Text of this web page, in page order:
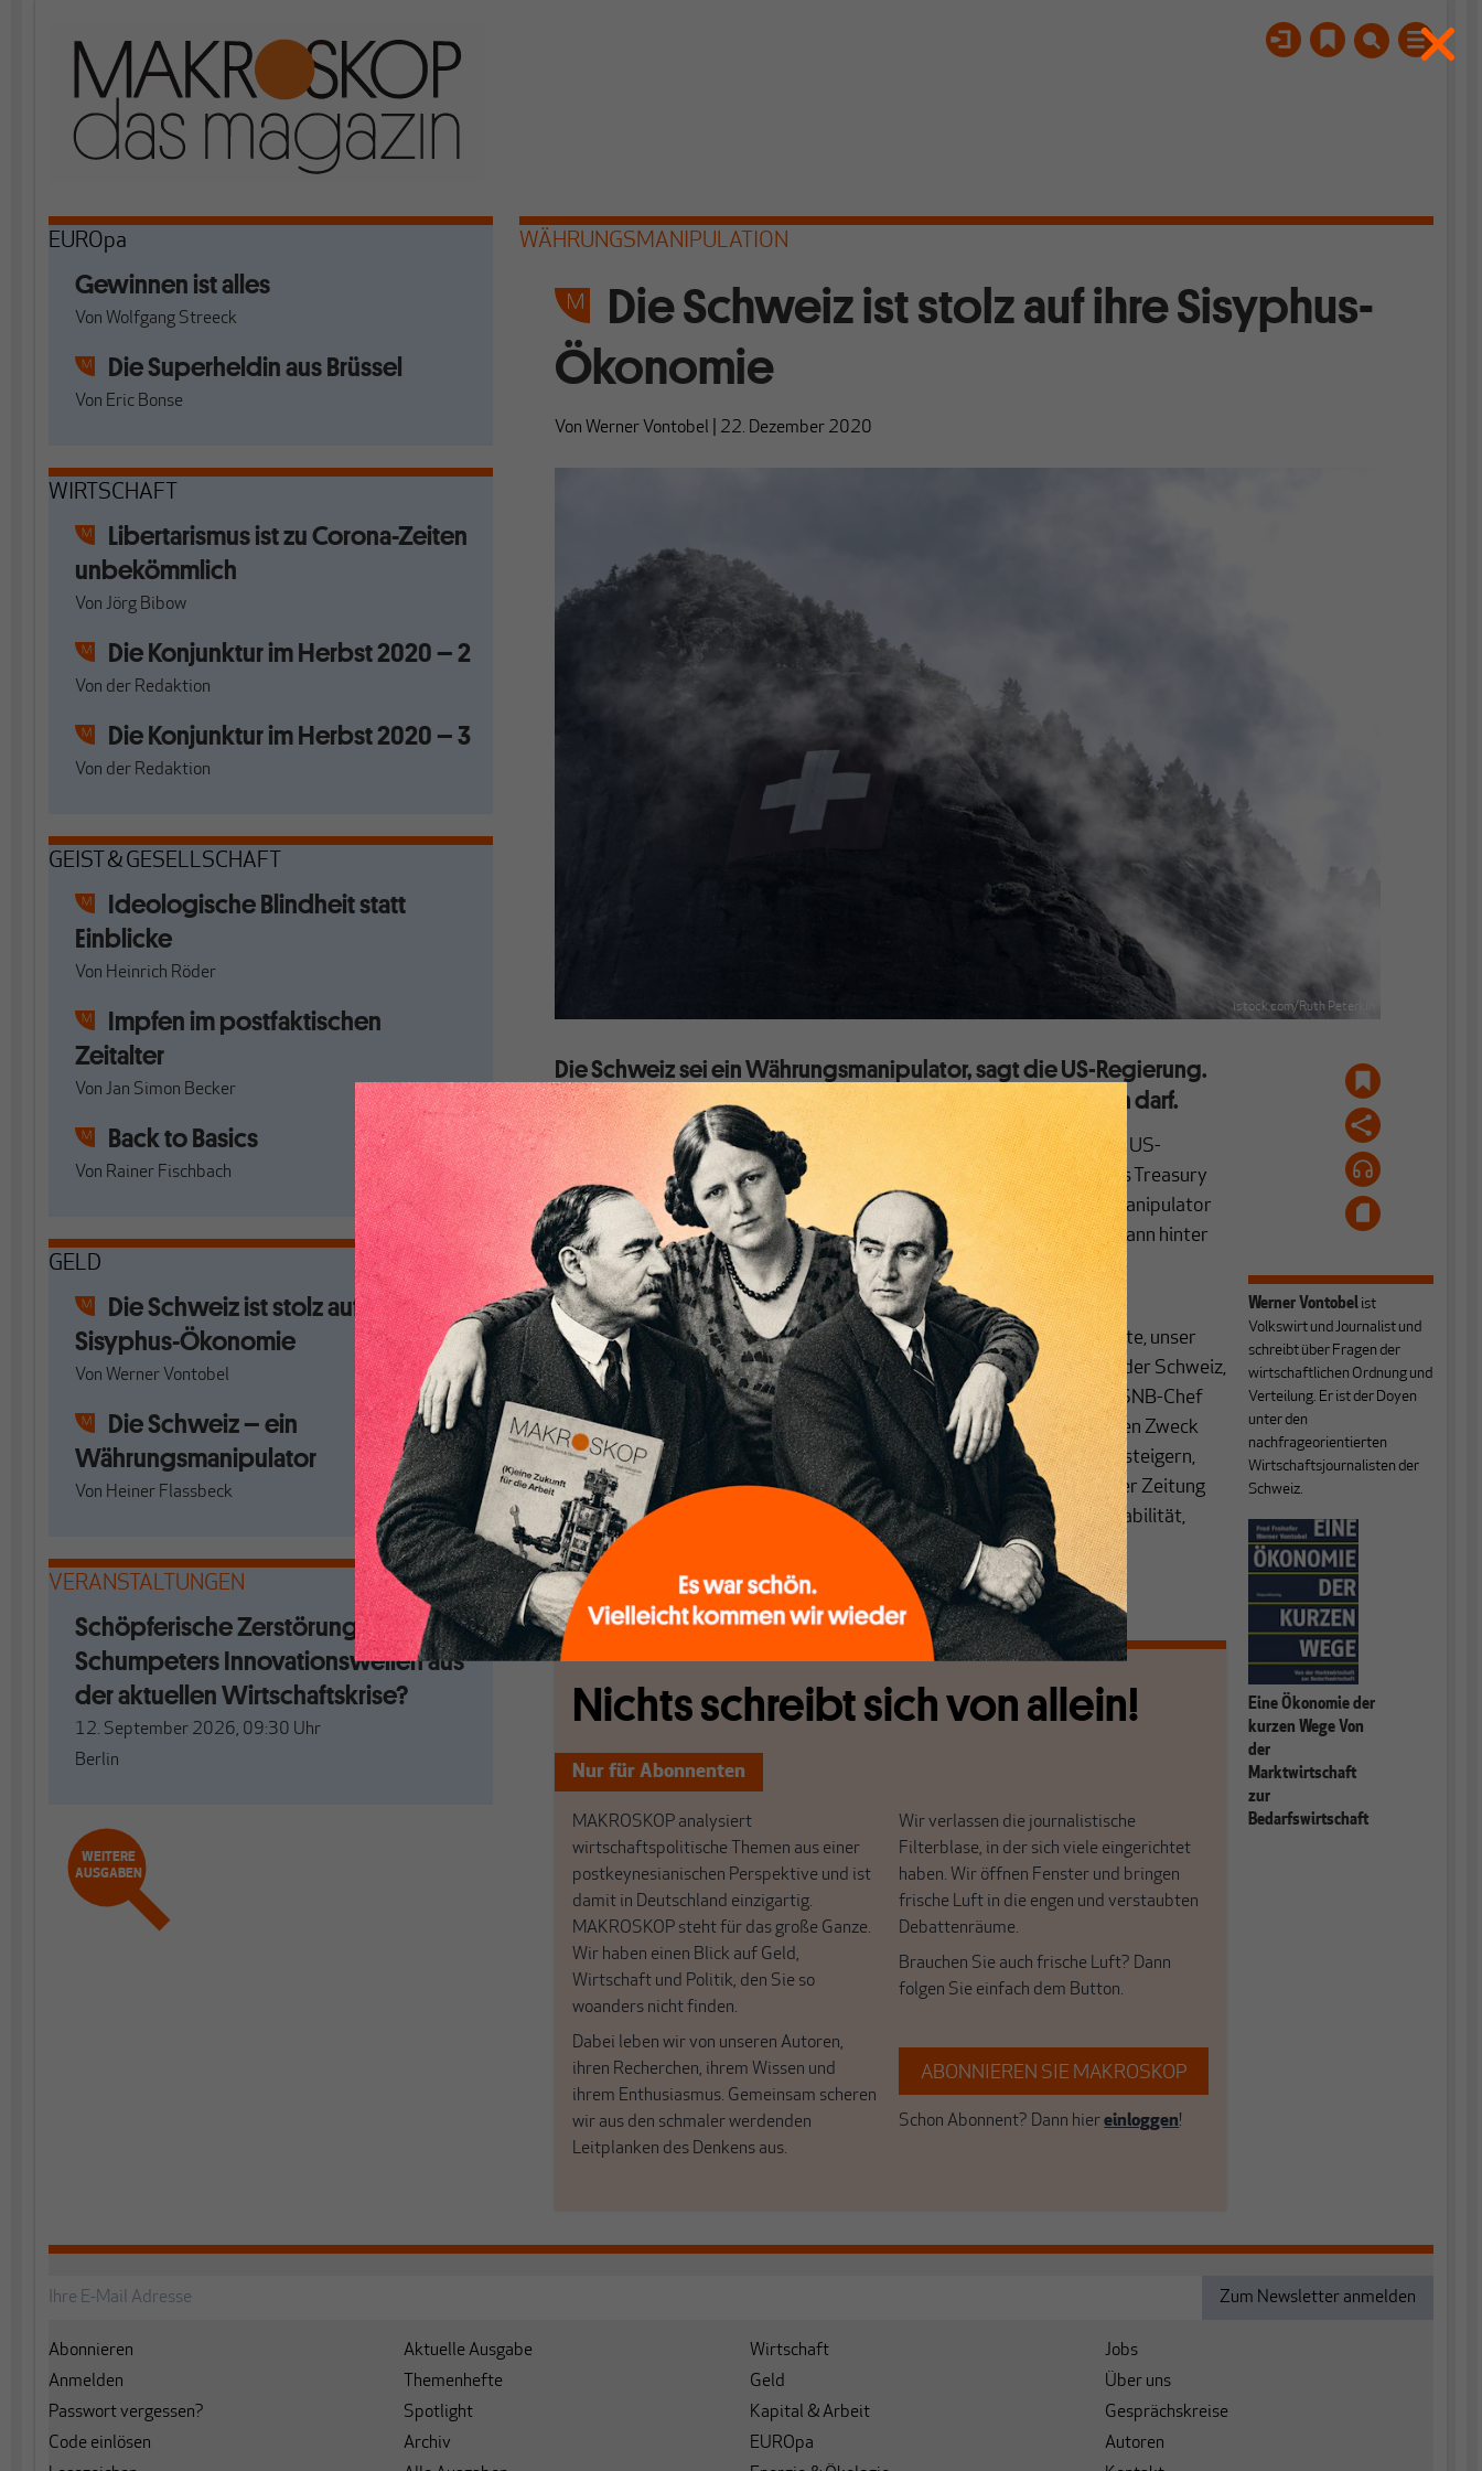
EUROpa
Gewinnen ist alles
Von Wolfgang Streeck
Die Superheldin aus Brüssel
Von Eric Bonse
WIRTSCHAFT
Libertarismus ist zu Corona-Zeiten
unbekömmlich
Von Jörg Bibow
Die Konjunktur im Herbst 2020 – 2
Von der Redaktion
Die Konjunktur im Herbst 2020 – 3
Von der Redaktion
GEIST & GESELLSCHAFT
Ideologische Blindheit statt
Einblicke
Von Heinrich Röder
Impfen im postfaktischen
Zeitalter
Von Jan Simon Becker
Back to Basics
Von Rainer Fischbach
GELD
Die Schweiz ist stolz auf ihre
Sisyphus-Ökonomie
Von Werner Vontobel
Die Schweiz – ein
Währungsmanipulator
Von Heiner Flassbeck
VERANSTALTUNGEN
Schöpferische Zerstörung. Mit
Schumpeters Innovationswellen aus
der aktuellen Wirtschaftskrise?
12. September 2026, 09:30 Uhr
Berlin
WEITERE
AUSGABEN
WÄHRUNGSMANIPULATION
Die Schweiz ist stolz auf ihre Sisyphus-
Ökonomie
Von Werner Vontobel 22. Dezember 2020
istock.com/Ruth Peterkin
Die Schweiz sei ein Währungsmanipulator, sagt die US-Regierung.
Stimmt. Die Schweiz manipuliert – damit sie gratis arbeiten darf.
Dieser Satz in einem am Mitte Dezember veröffentlichten Bericht des US-
Finanzministeriums hat die Schweiz aufgeschreckt: »Deshalb stellt das Treasury
mit Bezug auf das Gesetz 1988 fest, dass die Schweiz ein Währungsmanipulator
ist.« Die Empörung war einhellig, und die Medien stellten sich wie ein Mann hinter
ihre Notenbank: Nein, unser Exportüberschuss hat nichts mit
Währungsmanipulation zu tun!
Bei den Begründungen gab es nur wenige Nuancen. Die NZZ etwa meinte, unser
Leistungsbilanzüberschuss spiegelt vor allem eine hohe Sparquote in der Schweiz,
nicht aber eine unterbewertete Währung. Die TA-Medien zitieren den SNB-Chef
Thomas Jordan, wonach »die Interventionen der Nationalbank nicht den Zweck
verfolgen, die Wettbewerbsfähigkeit von Schweizer Unternehmen zu steigern,
sondern eine gefährliche Aufwertung zu verhindern.« Auch die Luzerner Zeitung
stützt sich auf Jordan, aber mit dem Argument, es gehe um die Preisstabilität,
nicht um die Steigerung der Wettbewerbsfähigkeit.
[...]
Nichts schreibt sich von allein!
Nur für Abonnenten
MAKROSKOP analysiert
wirtschaftspolitische Themen aus einer
postkeynesianischen Perspektive und ist
damit in Deutschland einzigartig.
MAKROSKOP steht für das große Ganze.
Wir haben einen Blick auf Geld,
Wirtschaft und Politik, den Sie so
woanders nicht finden.
Dabei leben wir von unseren Autoren,
ihren Recherchen, ihrem Wissen und
ihrem Enthusiasmus. Gemeinsam scheren
wir aus den schmaler werdenden
Leitplanken des Denkens aus.
Wir verlassen die journalistische
Filterblase, in der sich viele eingerichtet
haben. Wir öffnen Fenster und bringen
frische Luft in die engen und verstaubten
Debattenräume.
Brauchen Sie auch frische Luft? Dann
folgen Sie einfach dem Button.
ABONNIEREN SIE MAKROSKOP
Schon Abonnent? Dann hier einloggen!
Werner Vontobel ist
Volkswirt und Journalist und
schreibt über Fragen der
wirtschaftlichen Ordnung und
Verteilung. Er ist der Doyen
unter den
nachfrageorientierten
Wirtschaftsjournalisten der
Schweiz.
Eine Ökonomie der
kurzen Wege Von
der
Marktwirtschaft
zur
Bedarfswirtschaft
Abonnieren
Anmelden
Passwort vergessen?
Code einlösen
Aktuelle Ausgabe
Themenhefte
Spotlight
Archiv
Wirtschaft
Geld
Kapital & Arbeit
EUROpa
Jobs
Über uns
Gesprächskreise
Autoren